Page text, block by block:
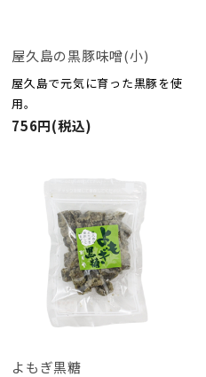
屋久島の黒豚味噌(小)
屋久島で元気に育った黒豚を使
用。
756円(税込)
よもぎ黒糖